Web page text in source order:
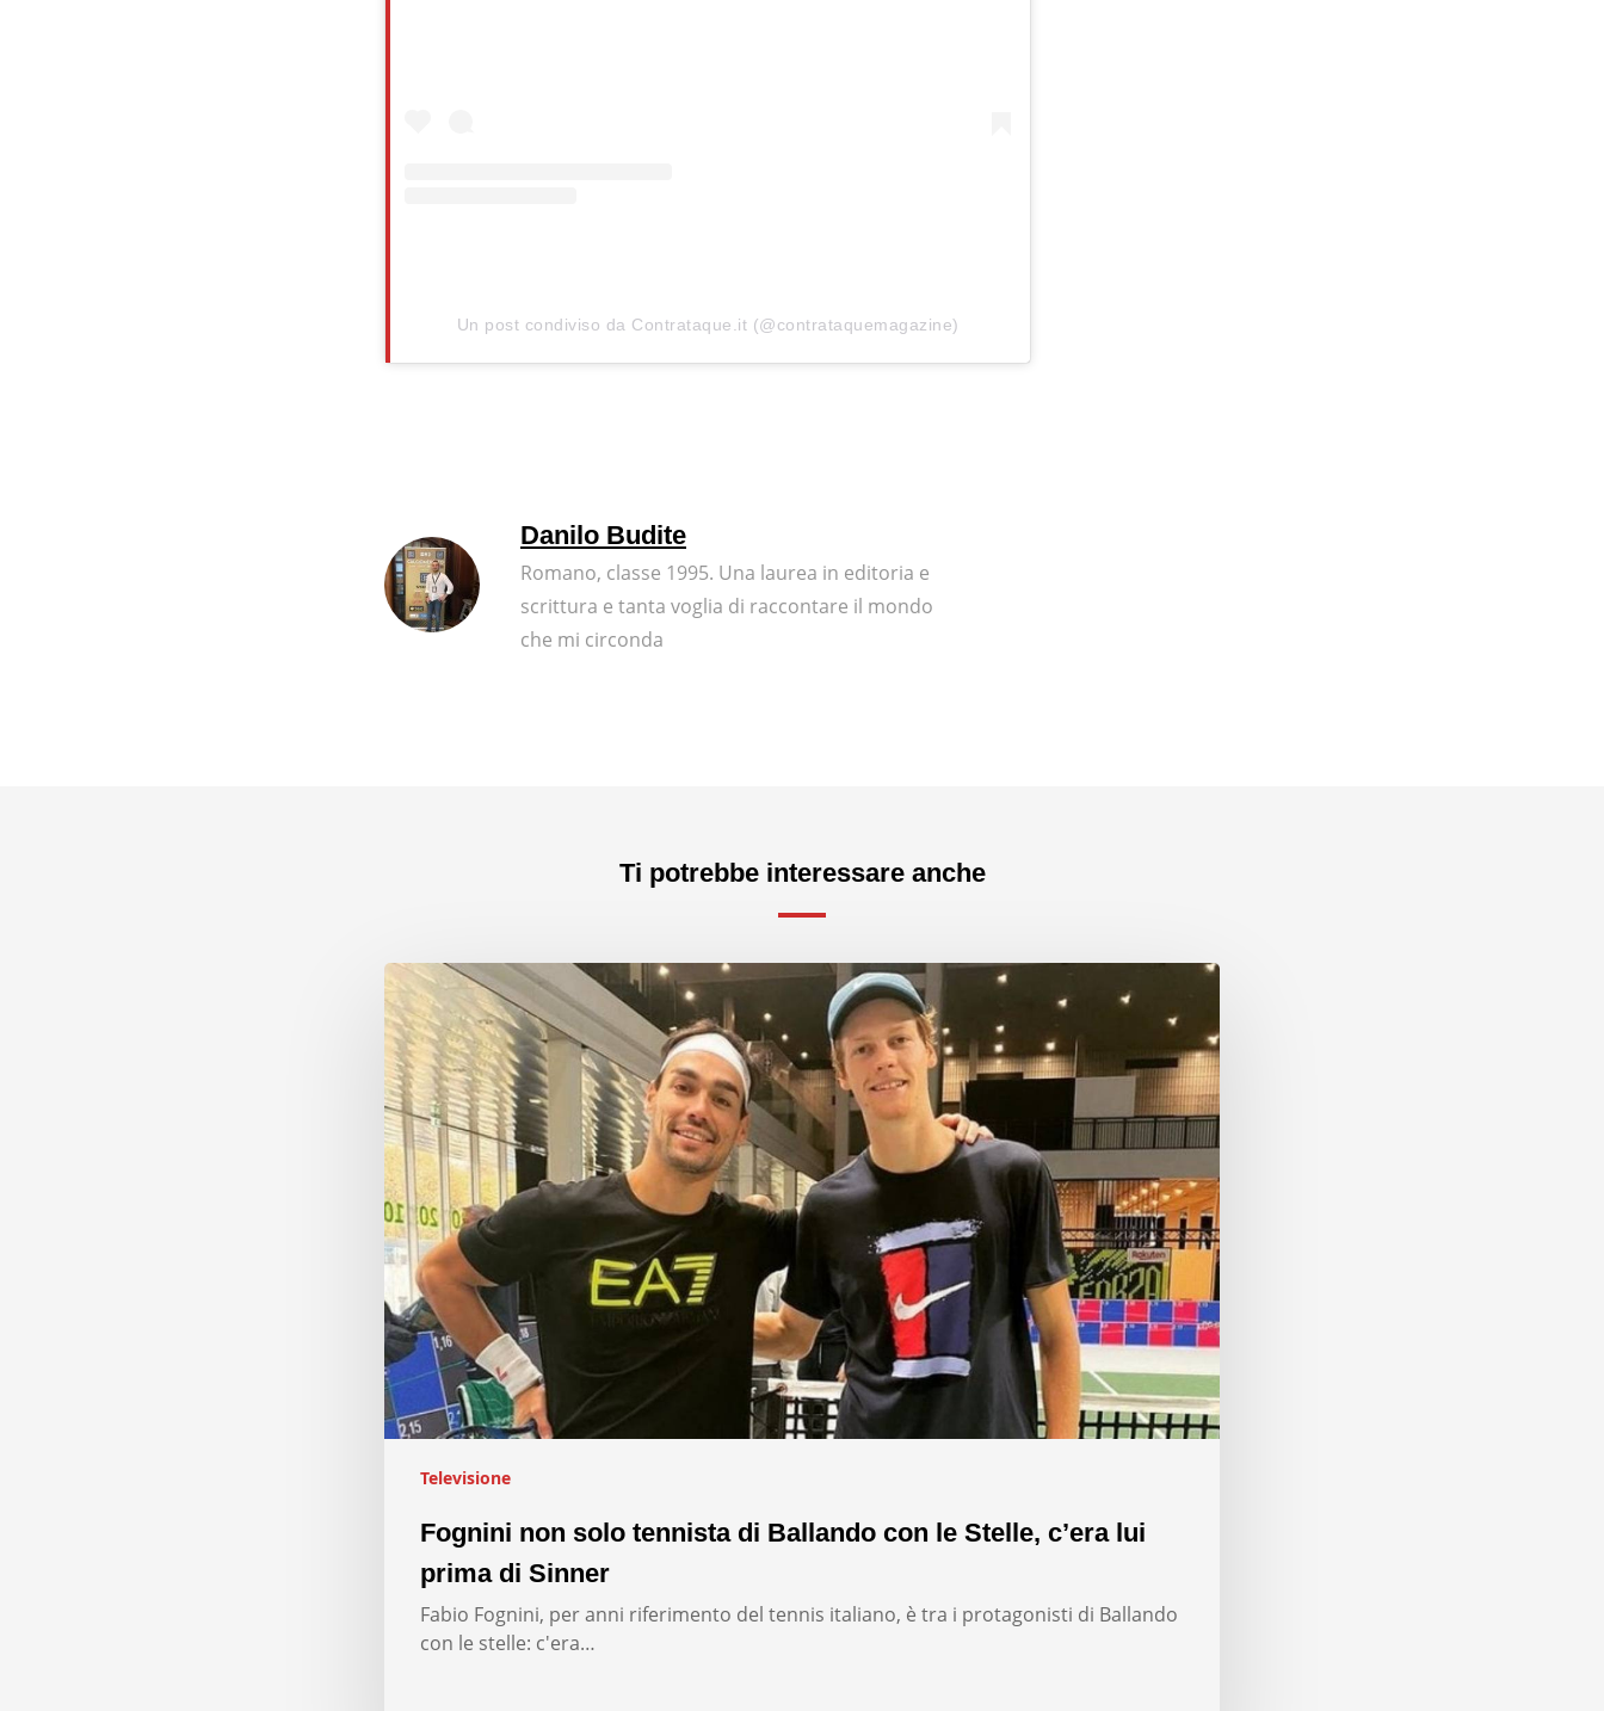
Un post condiviso da Contrataque.it (@contrataquemagazine)
Danilo Budite
Romano, classe 1995. Una laurea in editoria e
scrittura e tanta voglia di raccontare il mondo
che mi circonda
Ti potrebbe interessare anche
Televisione
Fognini non solo tennista di Ballando con le Stelle, c’era lui
prima di Sinner
Fabio Fognini, per anni riferimento del tennis italiano, è tra i protagonisti di Ballando
con le stelle: c'era…